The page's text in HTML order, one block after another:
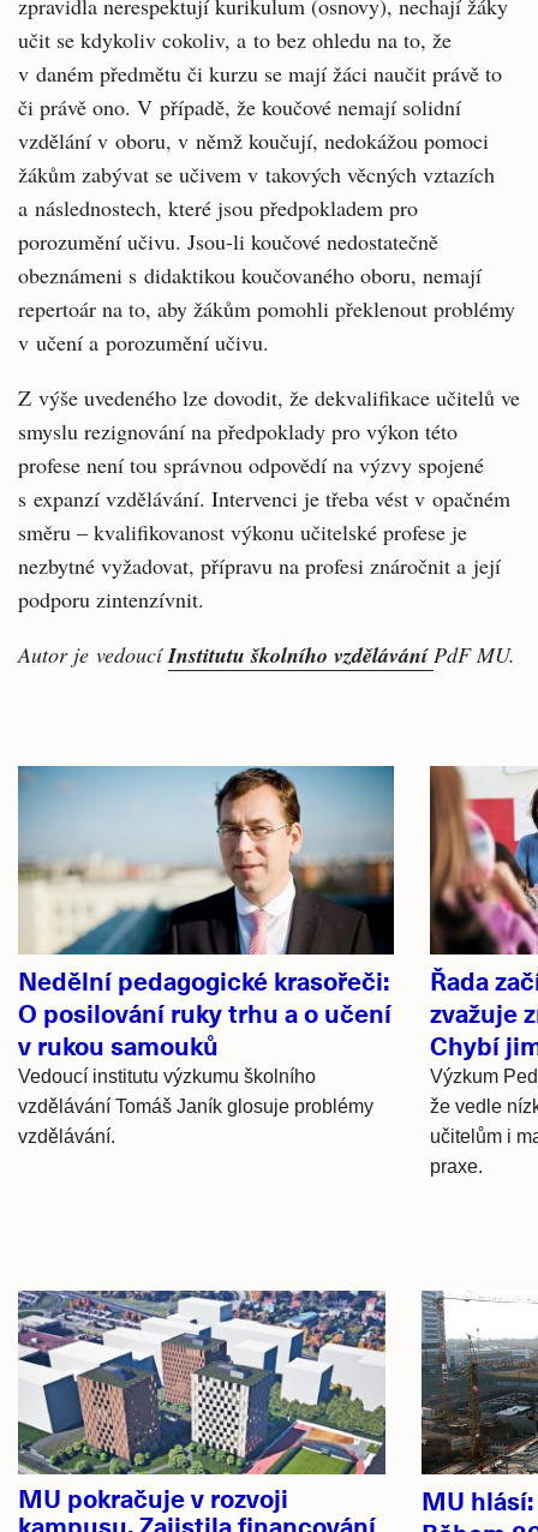
zpravidla nerespektují kurikulum (osnovy), nechají žáky
učit se kdykoliv cokoliv, a to bez ohledu na to, že
v daném předmětu či kurzu se mají žáci naučit právě to
či právě ono. V případě, že koučové nemají solidní
vzdělání v oboru, v němž koučují, nedokážou pomoci
žákům zabývat se učivem v takových věcných vztazích
a následnostech, které jsou předpokladem pro
porozumění učivu. Jsou-li koučové nedostatečně
obeznámeni s didaktikou koučovaného oboru, nemají
repertoár na to, aby žákům pomohli překlenout problémy
v učení a porozumění učivu.
Z výše uvedeného lze dovodit, že dekvalifikace učitelů ve
smyslu rezignování na předpoklady pro výkon této
profese není tou správnou odpovědí na výzvy spojené
s expanzí vzdělávání. Intervenci je třeba vést v opačném
směru – kvalifikovanost výkonu učitelské profese je
nezbytné vyžadovat, přípravu na profesi znáročnit a její
podporu zintenzívnit.
Autor je vedoucíInstitutu školního vzděláváníPdF MU.
Související
články
Nedělní pedagogické krasořeči:
O posilování ruky trhu a o učení
v rukou samouků
Vedoucí institutu výzkumu školního
vzdělávání Tomáš Janík glosuje problémy
vzdělávání.
Řada
zvažuje
Chybí
Výzkum
že vedle
učitelům i
praxe.
Hlavní
novinky
MU pokračuje v rozvoji
kampusu. Zajistila financování
MU